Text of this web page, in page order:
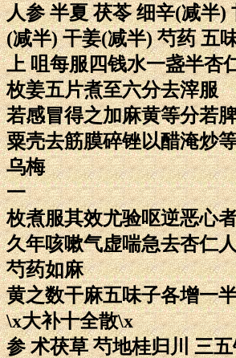
人参 半夏 茯苓 细辛(减半)
(减半) 干姜(减半) 芍药 五
上 咀每服四钱水一盏半杏
枚姜五片煮至六分去滓服
若感冒得之加麻黄等分若
粟壳去筋膜碎锉以醋淹炒
乌梅
一
枚煮服其效尤验呕逆恶心
久年咳嗽气虚喘急去杏仁
芍药如麻
黄之数干麻五味子各增一
\x大补十全散\x
参 术茯草 芍地桂归川 三